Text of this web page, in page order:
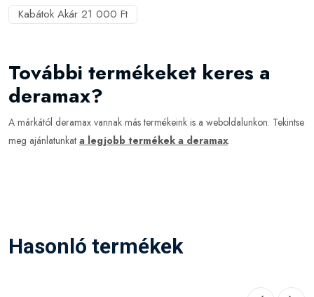
Kabátok Akár 21 000 Ft
További termékeket keres a
deramax?
A márkától deramax vannak más termékeink is a weboldalunkon. Tekintse
meg ajánlatunkat a legjobb termékek a deramax.
Hasonló termékek